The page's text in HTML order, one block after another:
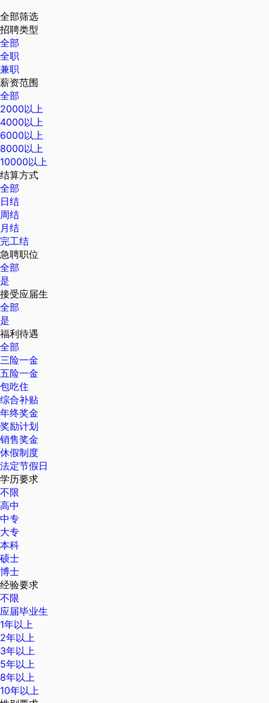
全部筛选
招聘类型
全部
全职
兼职
薪资范围
全部
2000以上
4000以上
6000以上
8000以上
10000以上
结算方式
全部
日结
周结
月结
完工结
急聘职位
全部
是
接受应届生
全部
是
福利待遇
全部
三险一金
五险一金
包吃住
综合补贴
年终奖金
奖励计划
销售奖金
休假制度
法定节假日
学历要求
不限
高中
中专
大专
本科
硕士
博士
经验要求
不限
应届毕业生
1年以上
2年以上
3年以上
5年以上
8年以上
10年以上